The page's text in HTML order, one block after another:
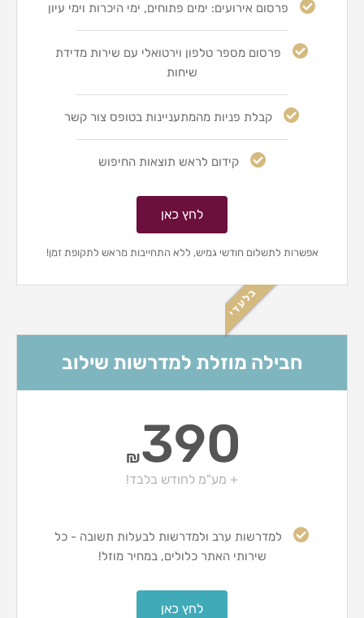
פרסום אירועים: ימים פתוחים, ימי היכרות וימי עיון
פרסום מספר טלפון וירטואלי עם שירות מדידת
שיחות
קבלת פניות מהמתעניינות בטופס צור קשר
קידום לראש תוצאות החיפוש
לחץ כאן
אפשרות לתשלום חודשי גמיש, ללא התחייבות מראש לתקופת זמן!
בלעדי
חבילה מוזלת למדרשות שילוב
₪390
+ מע"מ לחודש בלבד!
למדרשות ערב ולמדרשות לבעלות תשובה - כל
שירותי האתר כלולים, במחיר מוזל!
לחץ כאן